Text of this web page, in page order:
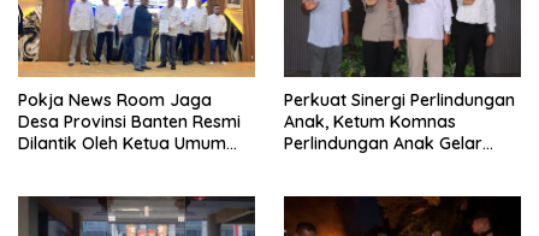
Pokja News Room Jaga
Desa Provinsi Banten Resmi
Dilantik Oleh Ketua Umum
Perkuat Sinergi Perlindungan
Anak, Ketum Komnas
Perlindungan Anak Gelar